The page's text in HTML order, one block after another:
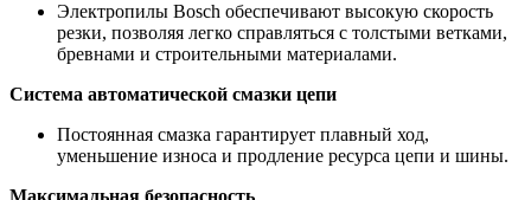
Электропилы Bosch обеспечивают высокую скорость
резки, позволяя легко справляться с толстыми ветками,
бревнами и строительными материалами.
Система автоматической смазки цепи
Постоянная смазка гарантирует плавный ход,
уменьшение износа и продление ресурса цепи и шины.